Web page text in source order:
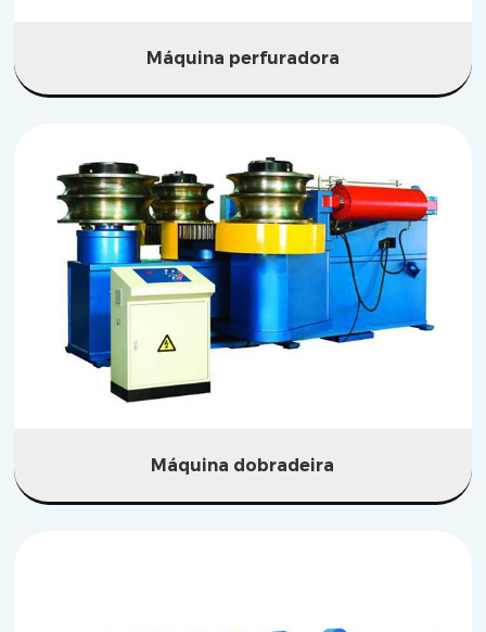
Máquina perfuradora
Máquina dobradeira